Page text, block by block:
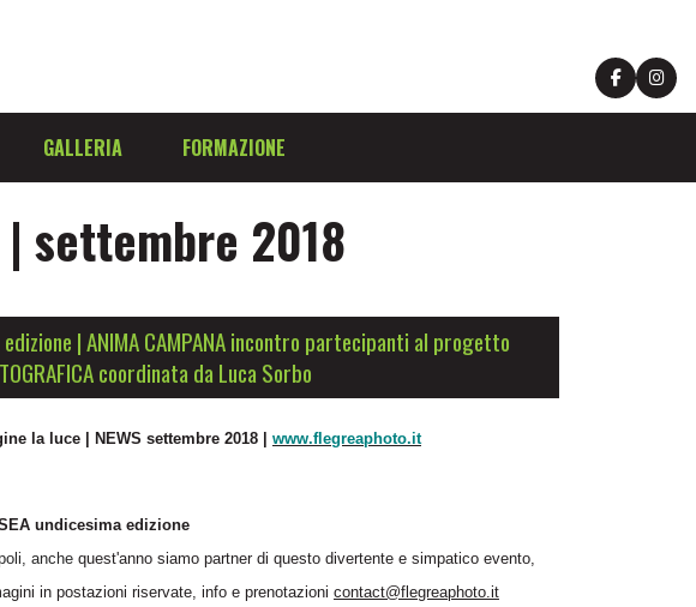
GALLERIA FORMAZIONE
| settembre 2018
edizione | ANIMA CAMPANA incontro partecipanti al progetto
coordinata da Luca Sorbo
la luce | NEWS settembre 2018 | www.flegreaphoto.it
undicesima edizione
anche quest'anno siamo partner di questo divertente e simpatico evento,
in postazioni riservate, info e prenotazioni contact@flegreaphoto.it